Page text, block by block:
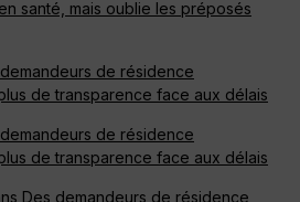
santé, mais oublie les préposés
de résidence
de transparence face aux délais
de résidence
de transparence face aux délais
Des demandeurs de résidence